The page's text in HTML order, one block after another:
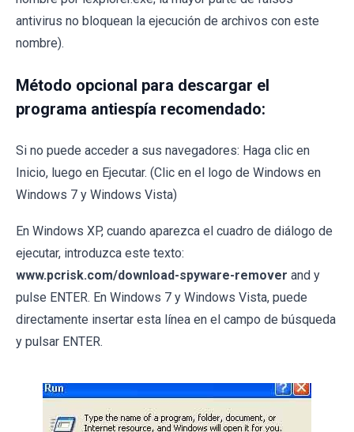
antivirus no bloquean la ejecución de archivos con este
nombre).
Método opcional para descargar el
programa antiespía recomendado:
Si no puede acceder a sus navegadores: Haga clic en
Inicio, luego en Ejecutar. (Clic en el logo de Windows en
Windows 7 y Windows Vista)
En Windows XP, cuando aparezca el cuadro de diálogo de
ejecutar, introduzca este texto:
www.pcrisk.com/download-spyware-remover and y
pulse ENTER. En Windows 7 y Windows Vista, puede
directamente insertar esta línea en el campo de búsqueda
y pulsar ENTER.